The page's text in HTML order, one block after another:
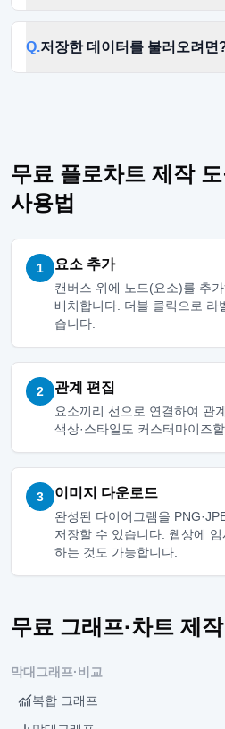
Q.저장한 데이터를 불러오려면
무료 플로차트 제작
사용법
1 요소 추가
캔버스 위에 노드(요소)를 추
배치합니다. 더블 클릭으로 라
습니다.
2 관계 편집
요소끼리 선으로 연결하여 관
색상·스타일도 커스터마이즈
3 이미지 다운로드
완성된 다이어그램을
저장할 수 있습니다. 웹상에
하는 것도 가능합니다.
무료 그래프·차트 제
막대그래프·비교
복합 그래프